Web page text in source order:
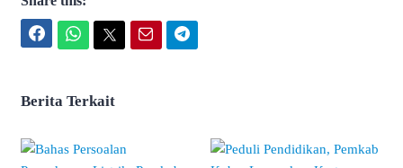
Berita Terkait